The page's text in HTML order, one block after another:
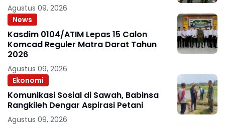
Agustus 09, 2026
News
Kasdim 0104/ATIM Lepas 15 Calon
Komcad Reguler Matra Darat Tahun
2026
Agustus 09, 2026
Ekonomi
Komunikasi Sosial di Sawah, Babinsa
Rangkileh Dengar Aspirasi Petani
Agustus 09, 2026